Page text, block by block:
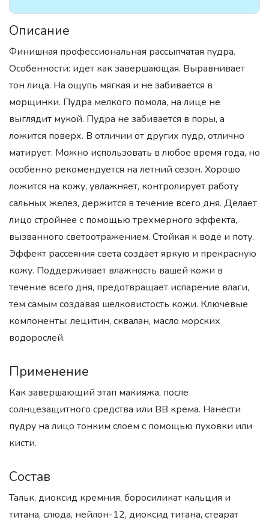
Описание
Финишная профессиональная рассыпчатая пудра.
Особенности: идет как завершающая. Выравнивает
тон лица. На ощупь мягкая и не забивается в
морщинки. Пудра мелкого помола, на лице не
выглядит мукой. Пудра не забивается в поры, а
ложится поверх. В отличии от других пудр, отлично
матирует. Можно использовать в любое время года, но
особенно рекомендуется на летний сезон. Хорошо
ложится на кожу, увлажняет, контролирует работу
сальных желез, держится в течение всего дня. Делает
лицо стройнее с помощью трехмерного эффекта,
вызванного светоотражением. Стойкая к воде и поту.
Эффект рассеяния света создает яркую и прекрасную
кожу. Поддерживает влажность вашей кожи в
течение всего дня, предотвращает испарение влаги,
тем самым создавая шелковистость кожи. Ключевые
компоненты: лецитин, сквалан, масло морских
водорослей.
Применение
Как завершающий этап макияжа, после
солнцезащитного средства или BB крема. Нанести
пудру на лицо тонким слоем с помощью пуховки или
кисти.
Состав
Тальк, диоксид кремния, боросиликат кальция и
титана, слюда, нейлон-12, диоксид титана, стеарат